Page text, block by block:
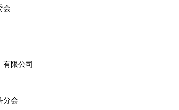
会
限公司
分会